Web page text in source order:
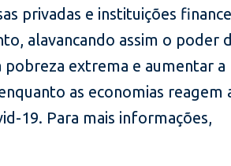
privadas e instituições
alavancando assim o poder
extrema e aumentar a
as economias reagem
19. Para mais informações,